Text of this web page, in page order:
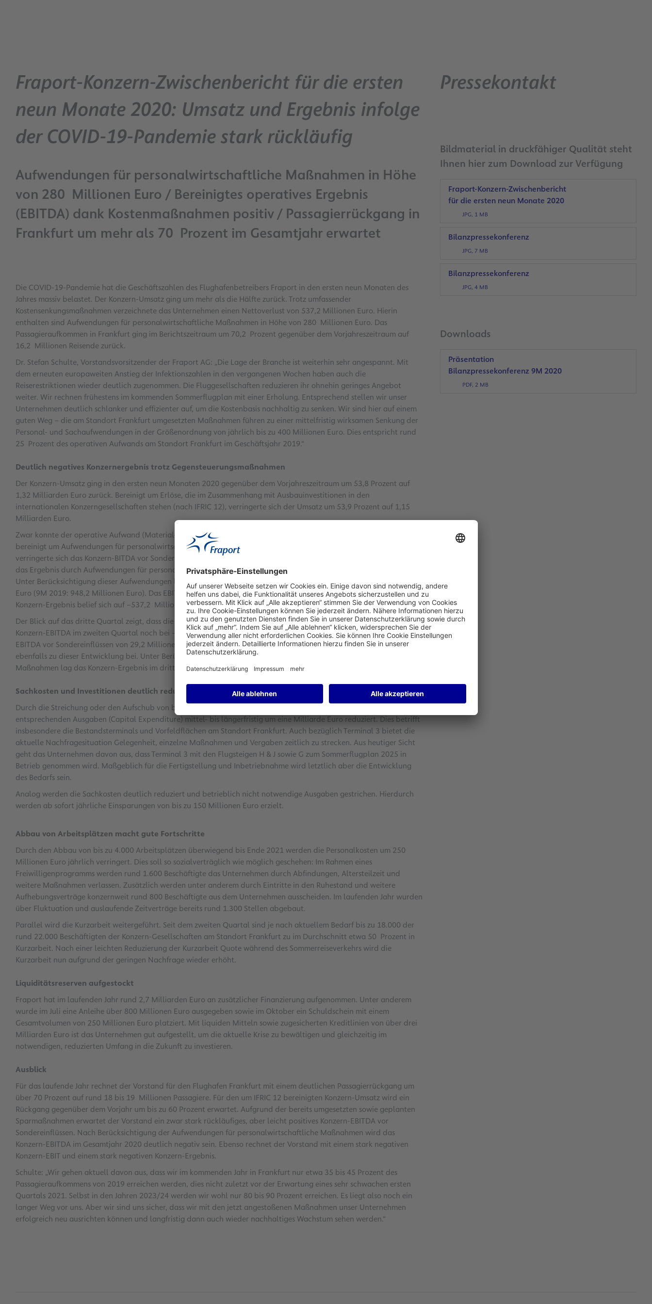
Fraport-Konzern-Zwischenbericht für die ersten
neun Monate 2020: Umsatz und Ergebnis infolge
der COVID-19-Pandemie stark rückläufig
Aufwendungen für personalwirtschaftliche Maßnahmen in Höhe
von 280 Millionen Euro / Bereinigtes operatives Ergebnis
(EBITDA) dank Kostenmaßnahmen positiv / Passagierrückgang in
Frankfurt um mehr als 70 Prozent im Gesamtjahr erwartet
Die COVID-19-Pandemie hat die Geschäftszahlen des Flughafenbetreibers Fraport in den ersten neun Monaten des
Jahres massiv belastet. Der Konzern-Umsatz ging um mehr als die Hälfte zurück. Trotz umfassender
Kostensenkungsmaßnahmen verzeichnete das Unternehmen einen Nettoverlust von 537,2 Millionen Euro. Hierin
enthalten sind Aufwendungen für personalwirtschaftliche Maßnahmen in Höhe von 280 Millionen Euro. Das
Passagieraufkommen in Frankfurt ging im Berichtszeitraum um 70,2 Prozent gegenüber dem Vorjahreszeitraum auf
16,2 Millionen Reisende zurück.
Dr. Stefan Schulte, Vorstandsvorsitzender der Fraport AG: „Die Lage der Branche ist weiterhin sehr angespannt. Mit
dem erneuten europaweiten Anstieg der Infektionszahlen in den vergangenen Wochen haben auch die
Reiserestriktionen wieder deutlich zugenommen. Die Fluggesellschaften reduzieren ihr ohnehin geringes Angebot
weiter. Wir rechnen frühestens im kommenden Sommerflugplan mit einer Erholung. Entsprechend stellen wir unser
Unternehmen deutlich schlanker und effizienter auf, um die Kostenbasis nachhaltig zu senken. Wir sind hier auf einem
guten Weg – die am Standort Frankfurt umgesetzten Maßnahmen führen zu einer mittelfristig wirksamen Senkung der
Personal- und Sachaufwendungen in der Größenordnung von jährlich bis zu 400 Millionen Euro. Dies entspricht rund
25 Prozent des operativen Aufwands am Standort Frankfurt im Geschäftsjahr 2019.“
Deutlich negatives Konzernergebnis trotz Gegensteuerungsmaßnahmen
Der Konzern-Umsatz ging in den ersten neun Monaten 2020 gegenüber dem Vorjahreszeitraum um 53,8 Prozent auf
1,32 Milliarden Euro zurück. Bereinigt um Erlöse, die im Zusammenhang mit Ausbauinvestitionen in den
internationalen Konzerngesellschaften stehen (nach IFRIC 12), verringerte sich der Umsatz um 53,9 Prozent auf 1,15
Milliarden Euro.
Zwar konnte der operative Aufwand (Material- und Personalaufwand sowie sonstige betriebliche Aufwendungen)
bereinigt um Aufwendungen für personalwirtschaftliche Maßnahmen um rund ein Drittel reduziert werden. Dennoch
verringerte sich das Konzern-BITDA vor Sondereinflüssen um 94,5 Prozent auf 51,8 Millionen Euro. Zusätzlich wurde
das Ergebnis durch Aufwendungen für personalwirtschaftliche Maßnahmen in Höhe von 280 Millionen Euro belastet.
Unter Berücksichtigung dieser Aufwendungen lag das Konzern-EBITDA für die ersten neun Monate bei –227,7 Millionen
Euro (9M 2019: 948,2 Millionen Euro). Das EBIT lag bei –571,0 Millionen Euro (9M 2019: 595,3 Millionen Euro) und das
Konzern-Ergebnis belief sich auf –537,2 Millionen Euro (9M 2019: 413,5 Millionen Euro).
Der Blick auf das dritte Quartal zeigt, dass die eingeleiteten Kostensenkungsmaßnahmen greifen: Während das
Konzern-EBITDA im zweiten Quartal noch bei –107 Millionen Euro lag, wurde im dritten Quartal ein positives Konzern-
EBITDA vor Sondereinflüssen von 29,2 Millionen Euro erzielt. Die zwischenzeitliche Erholung der Passagierzahlen trug
ebenfalls zu dieser Entwicklung bei. Unter Berücksichtigung der Aufwendungen für personalwirtschaftliche
Maßnahmen lag das Konzern-Ergebnis im dritten Quartal bei –305,8 Millionen Euro.
Sachkosten und Investitionen deutlich reduziert
Durch die Streichung oder den Aufschub von betrieblich nicht zwingend erforderlichen Investitionen werden die
entsprechenden Ausgaben (Capital Expenditure) mittel- bis längerfristig um eine Milliarde Euro reduziert. Dies betrifft
insbesondere die Bestandsterminals und Vorfeldflächen am Standort Frankfurt. Auch bezüglich Terminal 3 bietet die
aktuelle Nachfragesituation Gelegenheit, einzelne Maßnahmen und Vergaben zeitlich zu strecken. Aus heutiger Sicht
geht das Unternehmen davon aus, dass Terminal 3 mit den Flugsteigen H & J sowie G zum Sommerflugplan 2025 in
Betrieb genommen wird. Maßgeblich für die Fertigstellung und Inbetriebnahme wird letztlich aber die Entwicklung
des Bedarfs sein.
Analog werden die Sachkosten deutlich reduziert und betrieblich nicht notwendige Ausgaben gestrichen. Hierdurch
werden ab sofort jährliche Einsparungen von bis zu 150 Millionen Euro erzielt.
Abbau von Arbeitsplätzen macht gute Fortschritte
Durch den Abbau von bis zu 4.000 Arbeitsplätzen überwiegend bis Ende 2021 werden die Personalkosten um 250
Millionen Euro jährlich verringert. Dies soll so sozialverträglich wie möglich geschehen: Im Rahmen eines
Freiwilligenprogramms werden rund 1.600 Beschäftigte das Unternehmen durch Abfindungen, Altersteilzeit und
weitere Maßnahmen verlassen. Zusätzlich werden unter anderem durch Eintritte in den Ruhestand und weitere
Aufhebungsverträge konzernweit rund 800 Beschäftigte aus dem Unternehmen ausscheiden. Im laufenden Jahr wurden
über Fluktuation und auslaufende Zeitverträge bereits rund 1.300 Stellen abgebaut.
Parallel wird die Kurzarbeit weitergeführt. Seit dem zweiten Quartal sind je nach aktuellem Bedarf bis zu 18.000 der
rund 22.000 Beschäftigten der Konzern-Gesellschaften am Standort Frankfurt zu im Durchschnitt etwa 50 Prozent in
Kurzarbeit. Nach einer leichten Reduzierung der Kurzarbeit Quote während des Sommerreiseverkehrs wird die
Kurzarbeit nun aufgrund der geringen Nachfrage wieder erhöht.
Liquiditätsreserven aufgestockt
Fraport hat im laufenden Jahr rund 2,7 Milliarden Euro an zusätzlicher Finanzierung aufgenommen. Unter anderem
wurde im Juli eine Anleihe über 800 Millionen Euro ausgegeben sowie im Oktober ein Schuldschein mit einem
Gesamtvolumen von 250 Millionen Euro platziert. Mit liquiden Mitteln sowie zugesicherten Kreditlinien von über drei
Milliarden Euro ist das Unternehmen gut aufgestellt, um die aktuelle Krise zu bewältigen und gleichzeitig im
notwendigen, reduzierten Umfang in die Zukunft zu investieren.
Ausblick
Für das laufende Jahr rechnet der Vorstand für den Flughafen Frankfurt mit einem deutlichen Passagierrückgang um
über 70 Prozent auf rund 18 bis 19 Millionen Passagiere. Für den um IFRIC 12 bereinigten Konzern-Umsatz wird ein
Rückgang gegenüber dem Vorjahr um bis zu 60 Prozent erwartet. Aufgrund der bereits umgesetzten sowie geplanten
Sparmaßnahmen erwartet der Vorstand ein zwar stark rückläufiges, aber leicht positives Konzern-EBITDA vor
Sondereinflüssen. Nach Berücksichtigung der Aufwendungen für personalwirtschaftliche Maßnahmen wird das
Konzern-EBITDA im Gesamtjahr 2020 deutlich negativ sein. Ebenso rechnet der Vorstand mit einem stark negativen
Konzern-EBIT und einem stark negativen Konzern-Ergebnis.
Schulte: „Wir gehen aktuell davon aus, dass wir im kommenden Jahr in Frankfurt nur etwa 35 bis 45 Prozent des
Passagieraufkommens von 2019 erreichen werden, dies nicht zuletzt vor der Erwartung eines sehr schwachen ersten
Quartals 2021. Selbst in den Jahren 2023/24 werden wir wohl nur 80 bis 90 Prozent erreichen. Es liegt also noch ein
langer Weg vor uns. Aber wir sind uns sicher, dass wir mit den jetzt angestoßenen Maßnahmen unser Unternehmen
erfolgreich neu ausrichten können und langfristig dann auch wieder nachhaltiges Wachstum sehen werden.“
Pressekontakt
Bildmaterial in druckfähiger Qualität steht
Ihnen hier zum Download zur Verfügung
Fraport-Konzern-Zwischenbericht
für die ersten neun Monate 2020
JPG, 1 MB
Bilanzpressekonferenz
JPG, 7 MB
Bilanzpressekonferenz
JPG, 4 MB
Downloads
Präsentation
Bilanzpressekonferenz 9M 2020
PDF, 2 MB